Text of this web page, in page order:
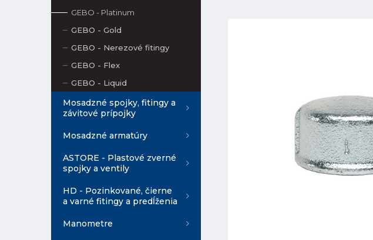
GEBO - Platinum
GEBO - Gold
GEBO - Nerezové fitingy
GEBO - Flex
GEBO - Liquid
Mosadzné spojky, fitingy a
závitové prípojky
Mosadzné armatúry
ASTORE - Plastové zverné
spojky a ventily
HD - Pozinkované, čierne
a varné fitingy a predĺženia
Manometre